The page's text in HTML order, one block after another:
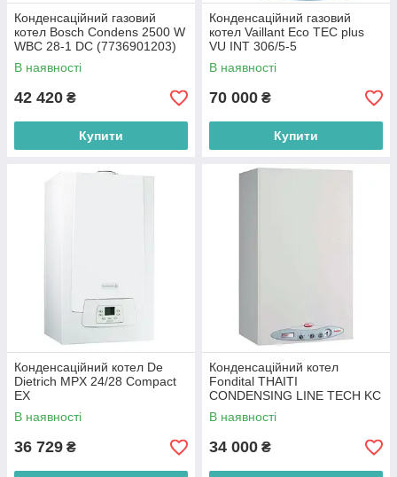
Конденсаційний газовий
котел Bosch Condens 2500 W
WBC 28-1 DC (7736901203)
В наявності
42 420 ₴
Купити
Конденсаційний газовий
котел Vaillant Eco TEC plus
VU INT 306/5-5
В наявності
70 000 ₴
Купити
Конденсаційний котел De
Dietrich MPX 24/28 Compact
EX
В наявності
36 729 ₴
Конденсаційний котел
Fondital THAITI
CONDENSING LINE TECH KC
24
В наявності
34 000 ₴